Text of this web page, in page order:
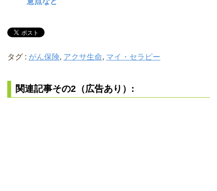
タグ : がん保険, アクサ生命, マイ・セラピー
関連記事その2（広告あり）: